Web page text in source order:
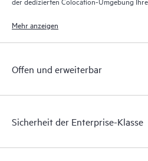
Mehr anzeigen
Offen und erweiterbar
Sicherheit der Enterprise-Klasse